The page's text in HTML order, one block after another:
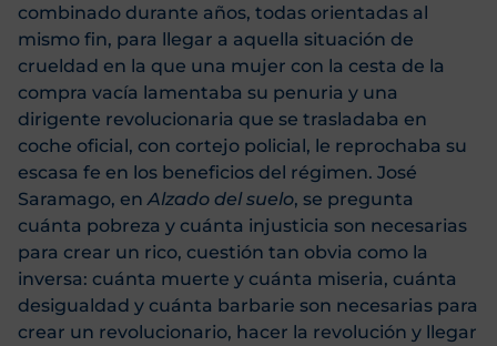
combinado durante años, todas orientadas al
mismo fin, para llegar a aquella situación de
crueldad en la que una mujer con la cesta de la
compra vacía lamentaba su penuria y una
dirigente revolucionaria que se trasladaba en
coche oficial, con cortejo policial, le reprochaba su
escasa fe en los beneficios del régimen. José
Saramago, en Alzado del suelo, se pregunta
cuánta pobreza y cuánta injusticia son necesarias
para crear un rico, cuestión tan obvia como la
inversa: cuánta muerte y cuánta miseria, cuánta
desigualdad y cuánta barbarie son necesarias para
crear un revolucionario, hacer la revolución y llegar